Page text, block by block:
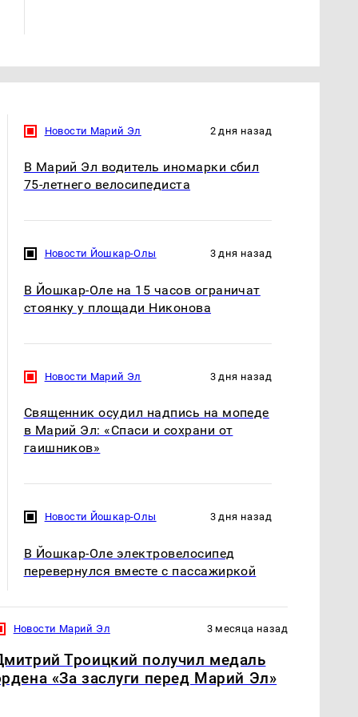
Новости Марий Эл 2 дня назад
В Марий Эл водитель иномарки сбил
75-летнего велосипедиста
Новости Йошкар-Олы 3 дня назад
В Йошкар-Оле на 15 часов ограничат
стоянку у площади Никонова
Новости Марий Эл 3 дня назад
Священник осудил надпись на мопеде
в Марий Эл: «Спаси и сохрани от
гаишников»
Новости Йошкар-Олы 3 дня назад
В Йошкар-Оле электровелосипед
перевернулся вместе с пассажиркой
Новости Марий Эл 3 месяца назад
Троицкий получил медаль
«За заслуги перед Марий Эл»